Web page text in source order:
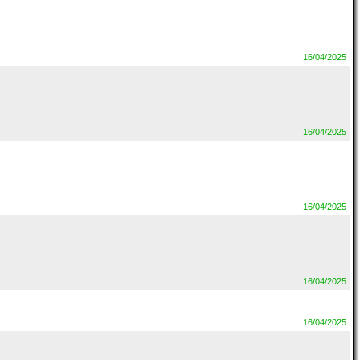
16/04/2025
16/04/2025
16/04/2025
16/04/2025
16/04/2025